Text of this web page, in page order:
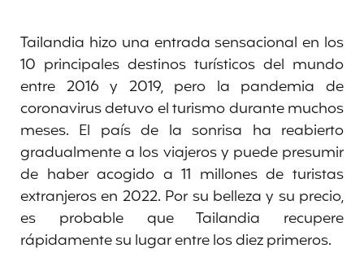
Tailandia hizo una entrada sensacional en los
10 principales destinos turísticos del mundo
entre 2016 y 2019, pero la pandemia de
coronavirus detuvo el turismo durante muchos
meses. El país de la sonrisa ha reabierto
gradualmente a los viajeros y puede presumir
de haber acogido a 11 millones de turistas
extranjeros en 2022. Por su belleza y su precio,
es probable que Tailandia recupere
rápidamente su lugar entre los diez primeros.